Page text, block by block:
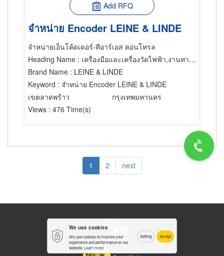
Add RFQ
จำหน่าย Encoder LEINE & LINDE
จำหน่ายเอ็นโค้ดเดอร์-ทีอาร์เอส คอนโทรล
Heading Name : เครื่องมือและเครื่องวัดไฟฟ้า,งานทางอุตสาหกรรมทดสอบ,เครื่องมือและเครื่องวัดไฟฟ้า
Brand Name : LEINE & LINDE
Keyword : จำหน่าย Encoder LEINE & LINDE
เขตลาดพร้าว
กรุงเทพมหานคร
Views : 476 Time(s)
Current
page
1 Page
2
Next
page
next
We use cookies
We use cookies to improve your
experience and performance on our
website. Learn more
Setting Accept